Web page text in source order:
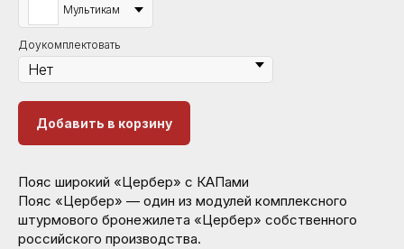
Мультикам
Доукомплектовать
Добавить в корзину
Пояс широкий «Цербер» с КАПами
Пояс «Цербер» — один из модулей комплексного
штурмового бронежилета «Цербер» собственного
российского производства.